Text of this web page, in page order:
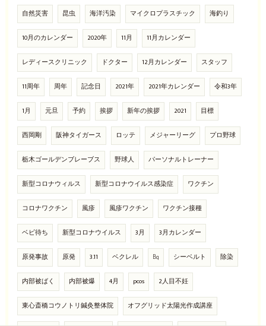
自然災害 昆虫 海洋汚染 マイクロプラスチック 海釣り
10月のカレンダー 2020年 11月 11月カレンダー
レディースクリニック ドクター 12月カレンダー スタッフ
11周年 周年 記念日 2021年 2021年カレンダー 令和3年
1月 元旦 予約 挨拶 新年の挨拶 2021 目標
西岡剛 阪神タイガース ロッテ メジャーリーグ プロ野球
栃木ゴールデンブレーブス 野球人 パーソナルトレーナー
新型コロナウィルス 新型コロナウイルス感染症 ワクチン
コロナワクチン 風疹 風疹ワクチン ワクチン接種
ベビ待ち 新型コロナウイルス 3月 3月カレンダー
原発事故 原発 3.11 ベクレル ㏃ シーベルト 除染
内部被ばく 内部被爆 4月 pcos 2人目不妊
東心斎橋コウノトリ鍼灸整体院 オフグリッド太陽光作成講座